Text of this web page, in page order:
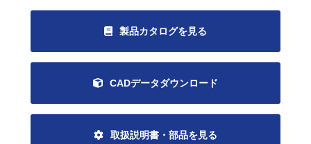
製品カタログを見る
CADデータダウンロード
取扱説明書・部品を見る